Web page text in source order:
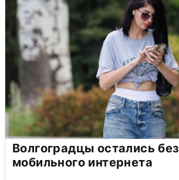
Волгоградцы остались без
мобильного интернета